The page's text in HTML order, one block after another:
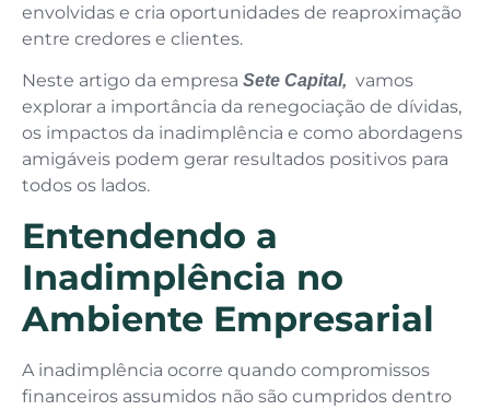
envolvidas e cria oportunidades de reaproximação
entre credores e clientes.
Neste artigo da empresa Sete Capital, vamos
explorar a importância da renegociação de dívidas,
os impactos da inadimplência e como abordagens
amigáveis podem gerar resultados positivos para
todos os lados.
Entendendo a
Inadimplência no
Ambiente Empresarial
A inadimplência ocorre quando compromissos
financeiros assumidos não são cumpridos dentro